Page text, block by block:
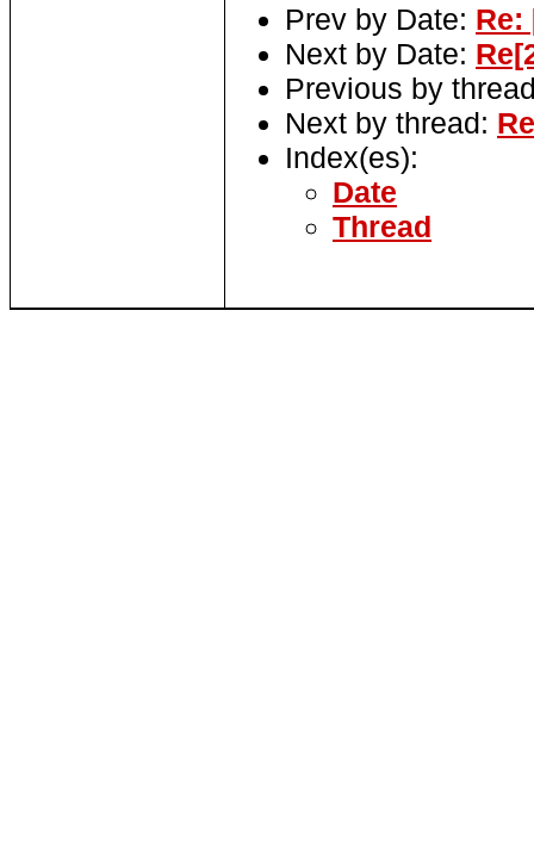
Prev by Date: Re:
Next by Date:
Previous by
Next by thread:
Index(es):
Date
Thread